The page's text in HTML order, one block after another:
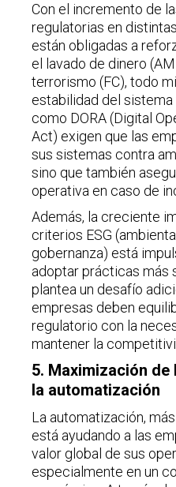
Con el incremento de
regulatorias en
están obligadas a
el lavado de dinero
terrorismo (FC), todo
estabilidad del
como DORA (Digital
Act) exigen que las
sus sistemas contra
sino que también
operativa en caso de
Además, la creciente
criterios ESG
gobernanza) está
adoptar prácticas más
plantea un desafío
empresas deben
regulatorio con la
mantener la
5. Maximización
la automatización
La automatización,
está ayudando a las
valor global de sus
especialmente en un